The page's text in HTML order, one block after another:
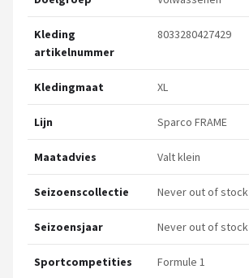
Kleding
artikelnummer
8033280427429
Kledingmaat XL
Lijn Sparco FRAME
Maatadvies Valt klein
Seizoenscollectie Never out of stock
Seizoensjaar Never out of stock
Sportcompetities Formule 1